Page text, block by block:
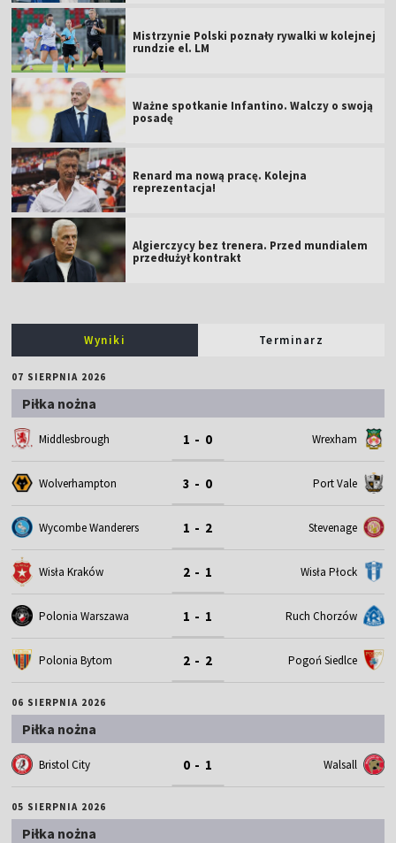
Mistrzynie Polski poznały rywalki w kolejnej
rundzie el. LM
Ważne spotkanie Infantino. Walczy o swoją
posadę
Renard ma nową pracę. Kolejna
reprezentacja!
Algierczycy bez trenera. Przed mundialem
przedłużył kontrakt
Wyniki Terminarz
07 SIERPNIA 2026
Piłka nożna
Middlesbrough 1 - 0 Wrexham
Wolverhampton 3 - 0 Port Vale
Wycombe Wanderers 1 - 2 Stevenage
Wisła Kraków 2 - 1 Wisła Płock
Polonia Warszawa 1 - 1 Ruch Chorzów
Polonia Bytom 2 - 2 Pogoń Siedlce
06 SIERPNIA 2026
Piłka nożna
Bristol City 0 - 1 Walsall
05 SIERPNIA 2026
Piłka nożna